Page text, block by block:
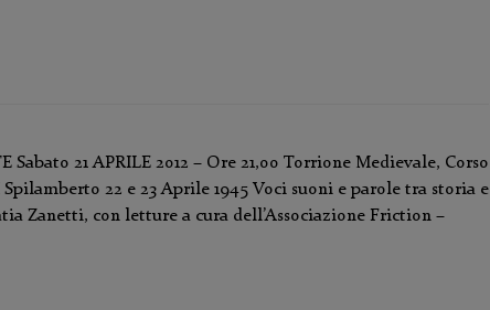
Sabato 21 APRILE 2012 – Ore 21,00 Torrione Medievale, Corso
22 e 23 Aprile 1945 Voci suoni e parole tra storia e
Zanetti, con letture a cura dell’Associazione Friction –